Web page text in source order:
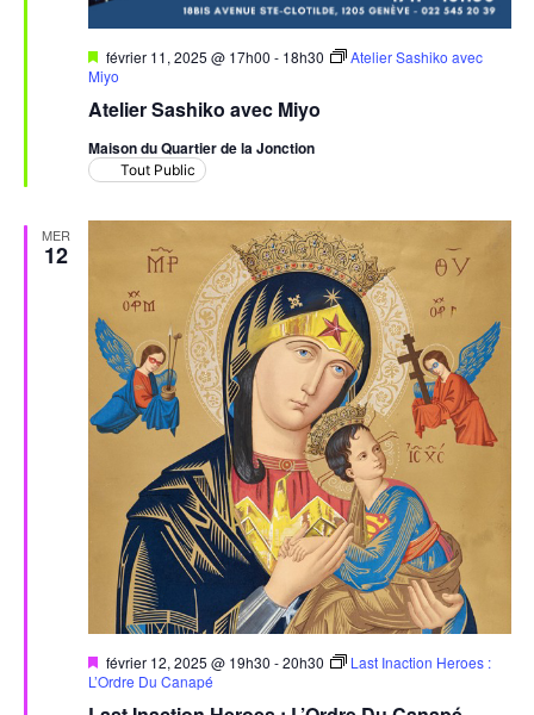
Atelier Sashiko avec Miyo
Mis
en
février 11, 2025 @ 17h00 - 18h30
Atelier Sashiko avec
Miyo
Maison du Quartier de la Jonction
Tout Public
MER
12
Mis
en
février 12, 2025 @ 19h30 -20h30
Last Inaction Heroes :
L’Ordre Du Canapé